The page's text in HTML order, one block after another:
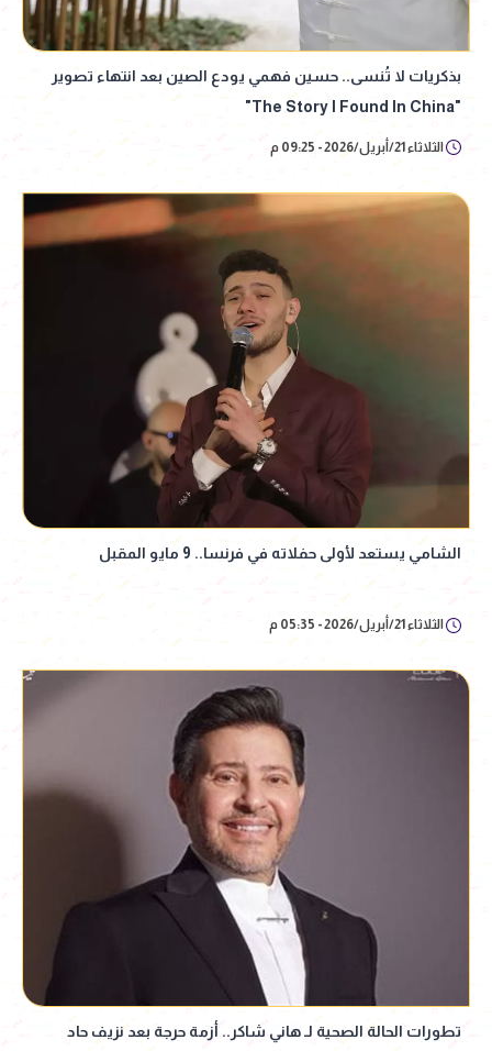
بذكريات لا تُنسى.. حسين فهمي يودع الصين بعد انتهاء تصوير
"The Story I Found In China"
الثلاثاء 21/أبريل/2026 - 09:25 م
الشامي يستعد لأولى حفلاته في فرنسا.. 9 مايو المقبل
الثلاثاء 21/أبريل/2026 - 05:35 م
تطورات الحالة الصحية لـ هاني شاكر.. أزمة حرجة بعد نزيف حاد